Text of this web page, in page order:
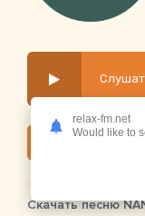
Скачать песню
relax-fm.net
Would like to